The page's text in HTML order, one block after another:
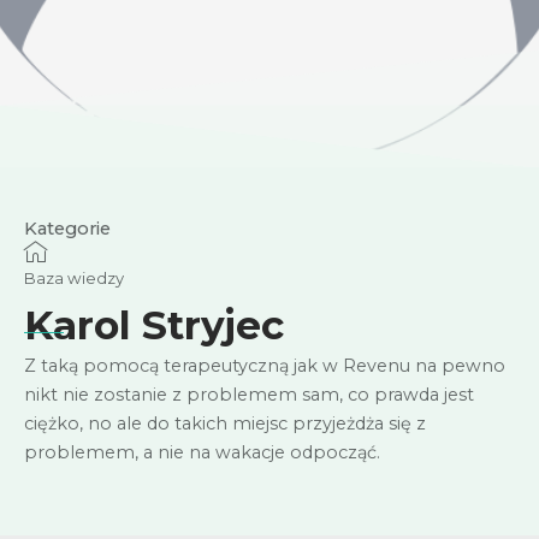
Kategorie
Baza wiedzy
Karol Stryjec
Z taką pomocą terapeutyczną jak w Revenu na pewno
nikt nie zostanie z problemem sam, co prawda jest
ciężko, no ale do takich miejsc przyjeżdża się z
problemem, a nie na wakacje odpocząć.